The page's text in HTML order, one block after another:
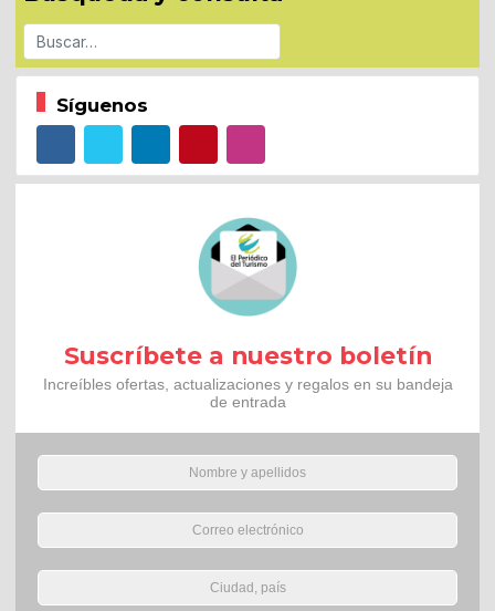
Buscar
Síguenos
Suscríbete a nuestro boletín
Increíbles ofertas, actualizaciones y regalos en su bandeja
de entrada